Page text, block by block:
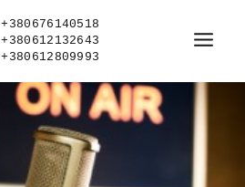
+380676140518
+380612132643
+380612809993